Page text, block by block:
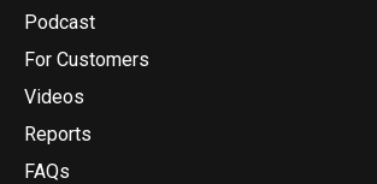
Podcast
For Customers
Videos
Reports
FAQs